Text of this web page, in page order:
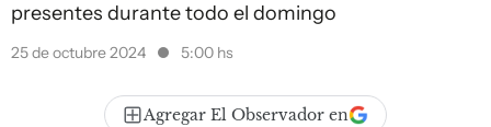
presentes durante todo el domingo
25 de octubre 2024 5:00 hs
Agregar El Observador en